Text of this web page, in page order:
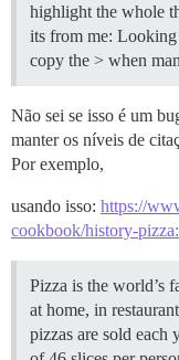
highlight the whole
its from me: Looking
copy the > when
Não sei se isso é um
manter os níveis de
Por exemplo,
usando isso: https://
cookbook/history-pizza:
Pizza is the world’s
at home, in
pizzas are sold each